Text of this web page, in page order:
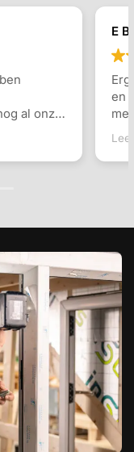
Inmeten
goed
keuzes die
ging goed
monteurs waren
aanrader!